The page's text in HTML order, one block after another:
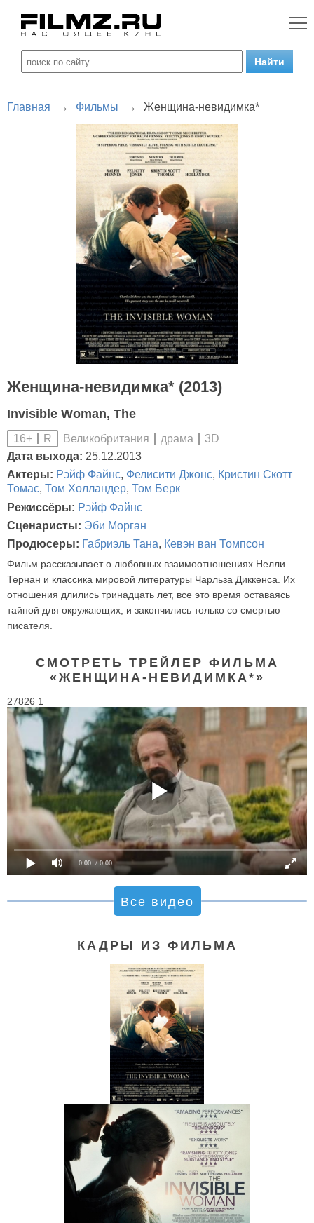
Главная → Фильмы → Женщина-невидимка*
Женщина-невидимка* (2013)
Invisible Woman, The
16+ R Великобритания драма
3D
Дата выхода: 25.12.2013
Актеры: Рэйф Файнс, Фелисити Джонс, Кристин Скотт
Томас, Том Холландер, Том Берк
Режиссёры: Рэйф Файнс
Сценаристы: Эби Морган
Продюсеры: Габриэль Тана, Кевэн ван Томпсон
Фильм рассказывает о любовных взаимоотношениях Нелли
Тернан и классика мировой литературы Чарльза Диккенса. Их
отношения длились тринадцать лет, все это время оставаясь
тайной для окружающих, и закончились только со смертью
писателя.
СМОТРЕТЬ ТРЕЙЛЕР ФИЛЬМА
«ЖЕНЩИНА-НЕВИДИМКА*»
27826 1
0:00 / 0:00
Все видео
КАДРЫ ИЗ ФИЛЬМА